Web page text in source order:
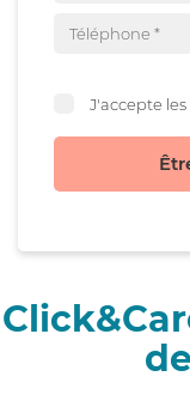
J'accepte les